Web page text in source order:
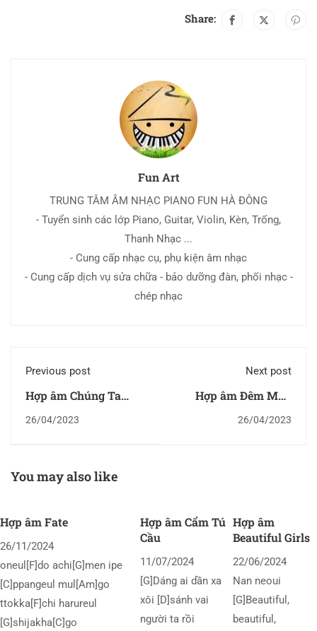
Share:
Fun Art
TRUNG TÂM ÂM NHẠC PIANO FUN HÀ ĐÔNG
- Tuyển sinh các lớp Piano, Guitar, Violin, Kèn, Trống,
Thanh Nhạc ...
- Cung cấp nhạc cụ, phụ kiện âm nhạc
- Cung cấp dịch vụ sửa chữa - bảo dưỡng đàn, phối nhạc -
chép nhạc
Previous post
Hợp âm Chúng Ta
26/04/2023
Next post
Hợp âm Đêm Màu
26/04/2023
You may also like
Hợp âm Fate
26/11/2024
oneul[F]do achi[G]men ipe
[C]ppangeul mul[Am]go
ttokka[F]chi harureul
[G]shijakha[C]go
Hợp âm Cẩm Tú
Cầu
11/07/2024
[G]Dáng ai dần xa
xôi [D]sánh vai
người ta rồi
Hợp âm
Beautiful Girls
22/06/2024
Nan neoui
[G]Beautiful,
beautiful,